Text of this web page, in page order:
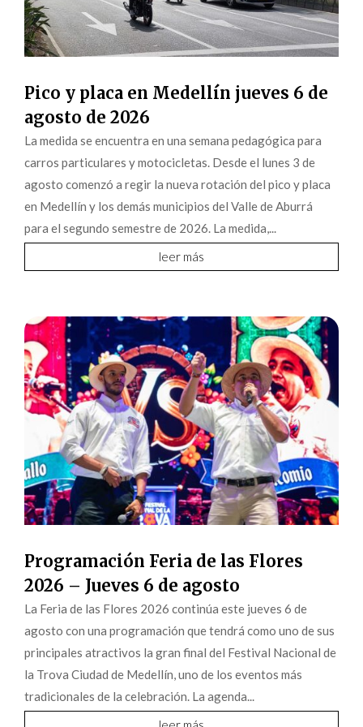
Pico y placa en Medellín jueves 6 de
agosto de 2026
La medida se encuentra en una semana pedagógica para
carros particulares y motocicletas. Desde el lunes 3 de
agosto comenzó a regir la nueva rotación del pico y placa
en Medellín y los demás municipios del Valle de Aburrá
para el segundo semestre de 2026. La medida,...
leer más
Programación Feria de las Flores
2026 – Jueves 6 de agosto
La Feria de las Flores 2026 continúa este jueves 6 de
agosto con una programación que tendrá como uno de sus
principales atractivos la gran final del Festival Nacional de
la Trova Ciudad de Medellín, uno de los eventos más
tradicionales de la celebración. La agenda...